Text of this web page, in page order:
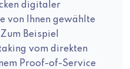
digitaler
von Ihnen gewählte
Beispiel
vom direkten
Proof-of-Service